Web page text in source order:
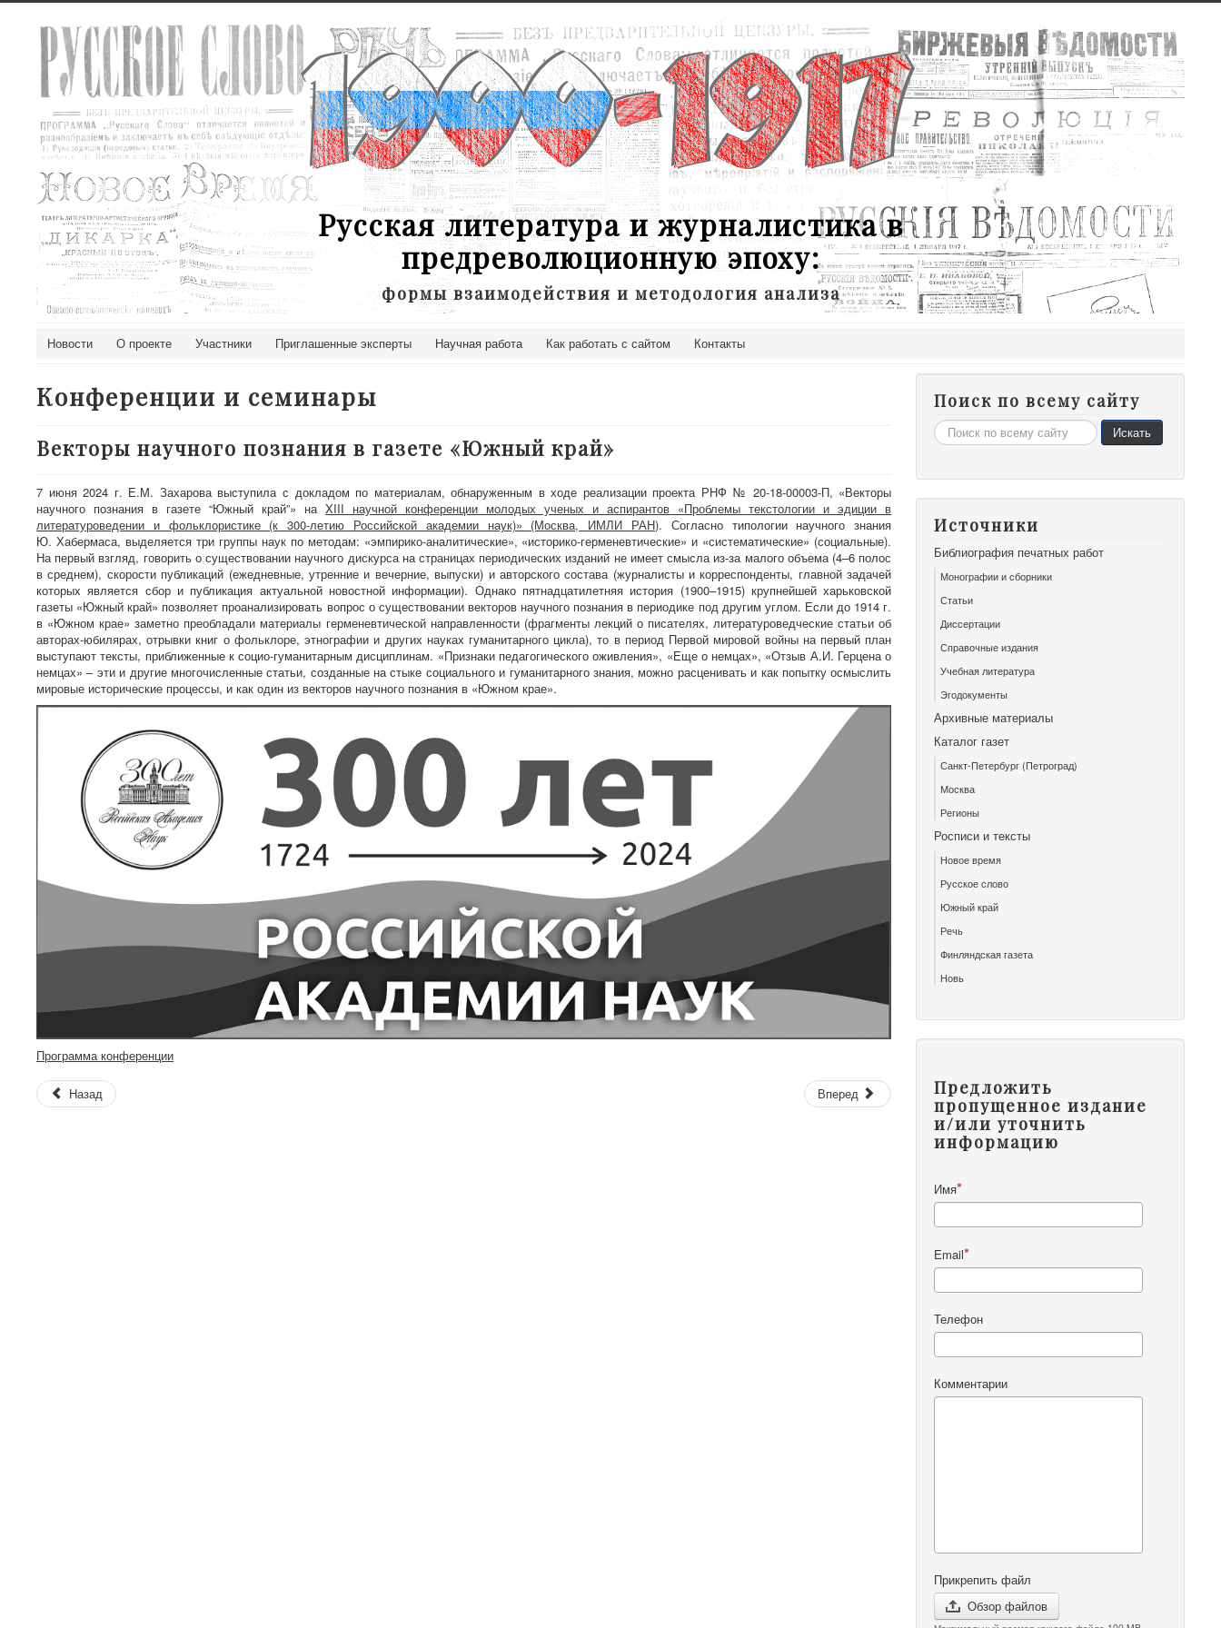
Русская литература и журналистика в
предреволюционную эпоху:
формы взаимодействия и методология анализа
Новости О проекте Участники Приглашенные эксперты Научная работа Как работать с сайтом Контакты
Конференции и семинары
Векторы научного познания в газете «Южный край»
7 июня 2024 г. Е.М. Захарова выступила с докладом по материалам, обнаруженным в ходе реализации проекта РНФ № 20-18-00003-П, «Векторы
научного познания в газете “Южный край”» наXIII научной конференции молодых ученых и аспирантов «Проблемы текстологии и эдиции в
литературоведении и фольклористике (к 300-летию Российской академии наук)» (Москва, ИМЛИ РАН). Согласно типологии научного знания
Ю. Хабермаса, выделяется три группы наук по методам: «эмпирико-аналитические», «историко-герменевтические» и «систематические» (социальные).
На первый взгляд, говорить о существовании научного дискурса на страницах периодических изданий не имеет смысла из-за малого объема (4–6 полос
в среднем), скорости публикаций (ежедневные, утренние и вечерние, выпуски) и авторского состава (журналисты и корреспонденты, главной задачей
которых является сбор и публикация актуальной новостной информации). Однако пятнадцатилетняя история (1900–1915) крупнейшей харьковской
газеты «Южный край» позволяет проанализировать вопрос о существовании векторов научного познания в периодике под другим углом. Если до 1914 г.
в «Южном крае» заметно преобладали материалы герменевтической направленности (фрагменты лекций о писателях, литературоведческие статьи об
авторах-юбилярах, отрывки книг о фольклоре, этнографии и других науках гуманитарного цикла), то в период Первой мировой войны на первый план
выступают тексты, приближенные к социо-гуманитарным дисциплинам. «Признаки педагогического оживления», «Еще о немцах», «Отзыв А.И. Герцена о
немцах» – эти и другие многочисленные статьи, созданные на стыке социального и гуманитарного знания, можно расценивать и как попытку осмыслить
мировые исторические процессы, и как один из векторов научного познания в «Южном крае».
Программа конференции
Назад Вперед
Поиск по всему сайту
Искать... Искать
Источники
Библиография печатных работ
Монографии и сборники
Статьи
Диссертации
Справочные издания
Учебная литература
Эгодокументы
Архивные материалы
Каталог газет
Санкт-Петербург (Петроград)
Москва
Регионы
Росписи и тексты
Новое время
Русское слово
Южный край
Речь
Финляндская газета
Новь
Предложить
пропущенное издание
и/или уточнить
информацию
Имя
Email
Телефон
Комментарии
Прикрепить файл
Обзор файлов